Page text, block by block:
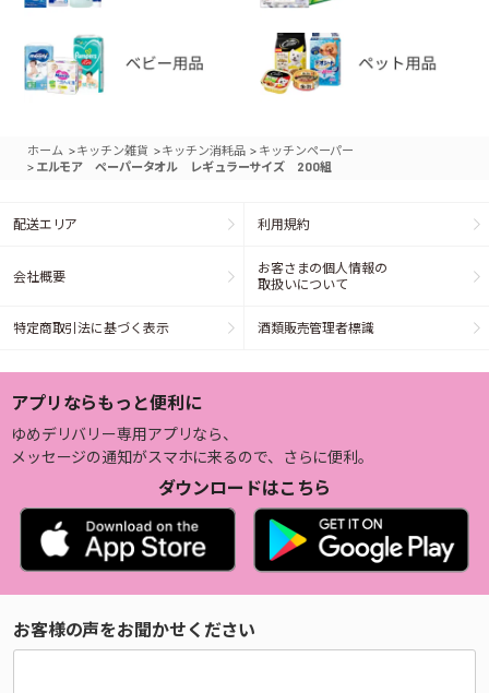
ホーム >キッチン雑貨 >キッチン消耗品 > キッチンペーパー
> エルモア ペーパータオル レギュラーサイズ 200組
配送エリア 利用規約
会社概要
お客さまの個人情報の
取扱いについて
特定商取引法に基づく表示 酒類販売管理者標識
アプリならもっと便利に
ゆめデリバリー専用アプリなら、
メッセージの通知がスマホに来るので、さらに便利。
ダウンロードはこちら
お客様の声をお聞かせください